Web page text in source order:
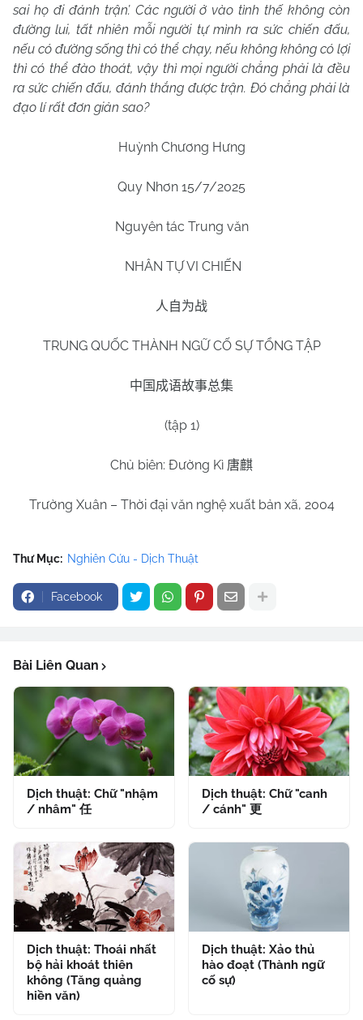
sai họ đi đánh trận’. Các người ở vào tình thế không còn
đường lui, tất nhiên mỗi người tự mình ra sức chiến đấu,
nếu có đường sống thì có thể chạy, nếu không không có lợi
thì có thể đào thoát, vậy thì mọi người chẳng phải là đều
ra sức chiến đấu, đánh thắng được trận. Đó chẳng phải là
đạo lí rất đơn giản sao?
Huỳnh Chương Hưng
Quy Nhơn 15/7/2025
Nguyên tác Trung văn
NHÂN TỰ VI CHIẾN
人自为战
TRUNG QUỐC THÀNH NGỮ CỐ SỰ TỔNG TẬP
中国成语故事总集
(tập 1)
Chủ biên: Đường Kì 唐麒
Trường Xuân – Thời đại văn nghệ xuất bản xã, 2004
Thư Mục: Nghiên Cứu - Dịch Thuật
Facebook
Bài Liên Quan
Dịch thuật: Chữ "nhậm
/ nhâm" 任
Dịch thuật: Chữ "canh
/ cánh" 更
Dịch thuật: Thoái nhất
bộ hải khoát thiên
không (Tăng quảng
hiền văn)
Dịch thuật: Xảo thủ
hào đoạt (Thành ngữ
cố sự)